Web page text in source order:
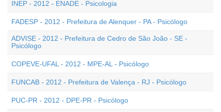
INEP - 2012 - ENADE - Psicologia
FADESP - 2012 - Prefeitura de Alenquer - PA - Psicólogo
ADVISE - 2012 - Prefeitura de Cedro de São João - SE -
Psicólogo
COPEVE-UFAL - 2012 - MPE-AL - Psicólogo
FUNCAB - 2012 - Prefeitura de Valença - RJ - Psicólogo
PUC-PR - 2012 - DPE-PR - Psicólogo